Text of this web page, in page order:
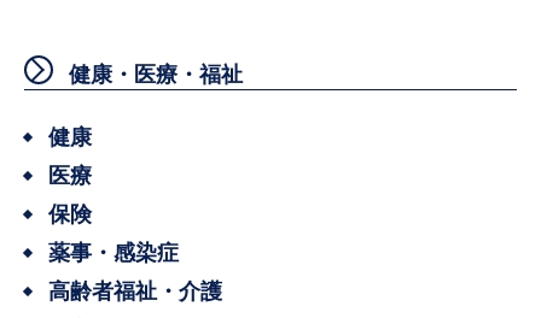
健康・医療・福祉
健康
医療
保険
薬事・感染症
高齢者福祉・介護